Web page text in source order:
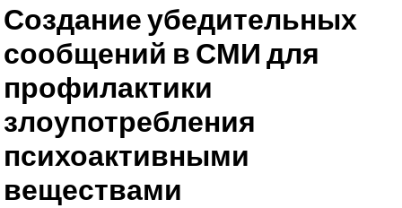
Создание убедительных
сообщений в СМИ для
профилактики
злоупотребления
психоактивными
веществами